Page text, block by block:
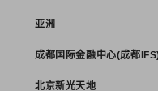
亚洲
成都国际金融中心(成都
北京新光天地